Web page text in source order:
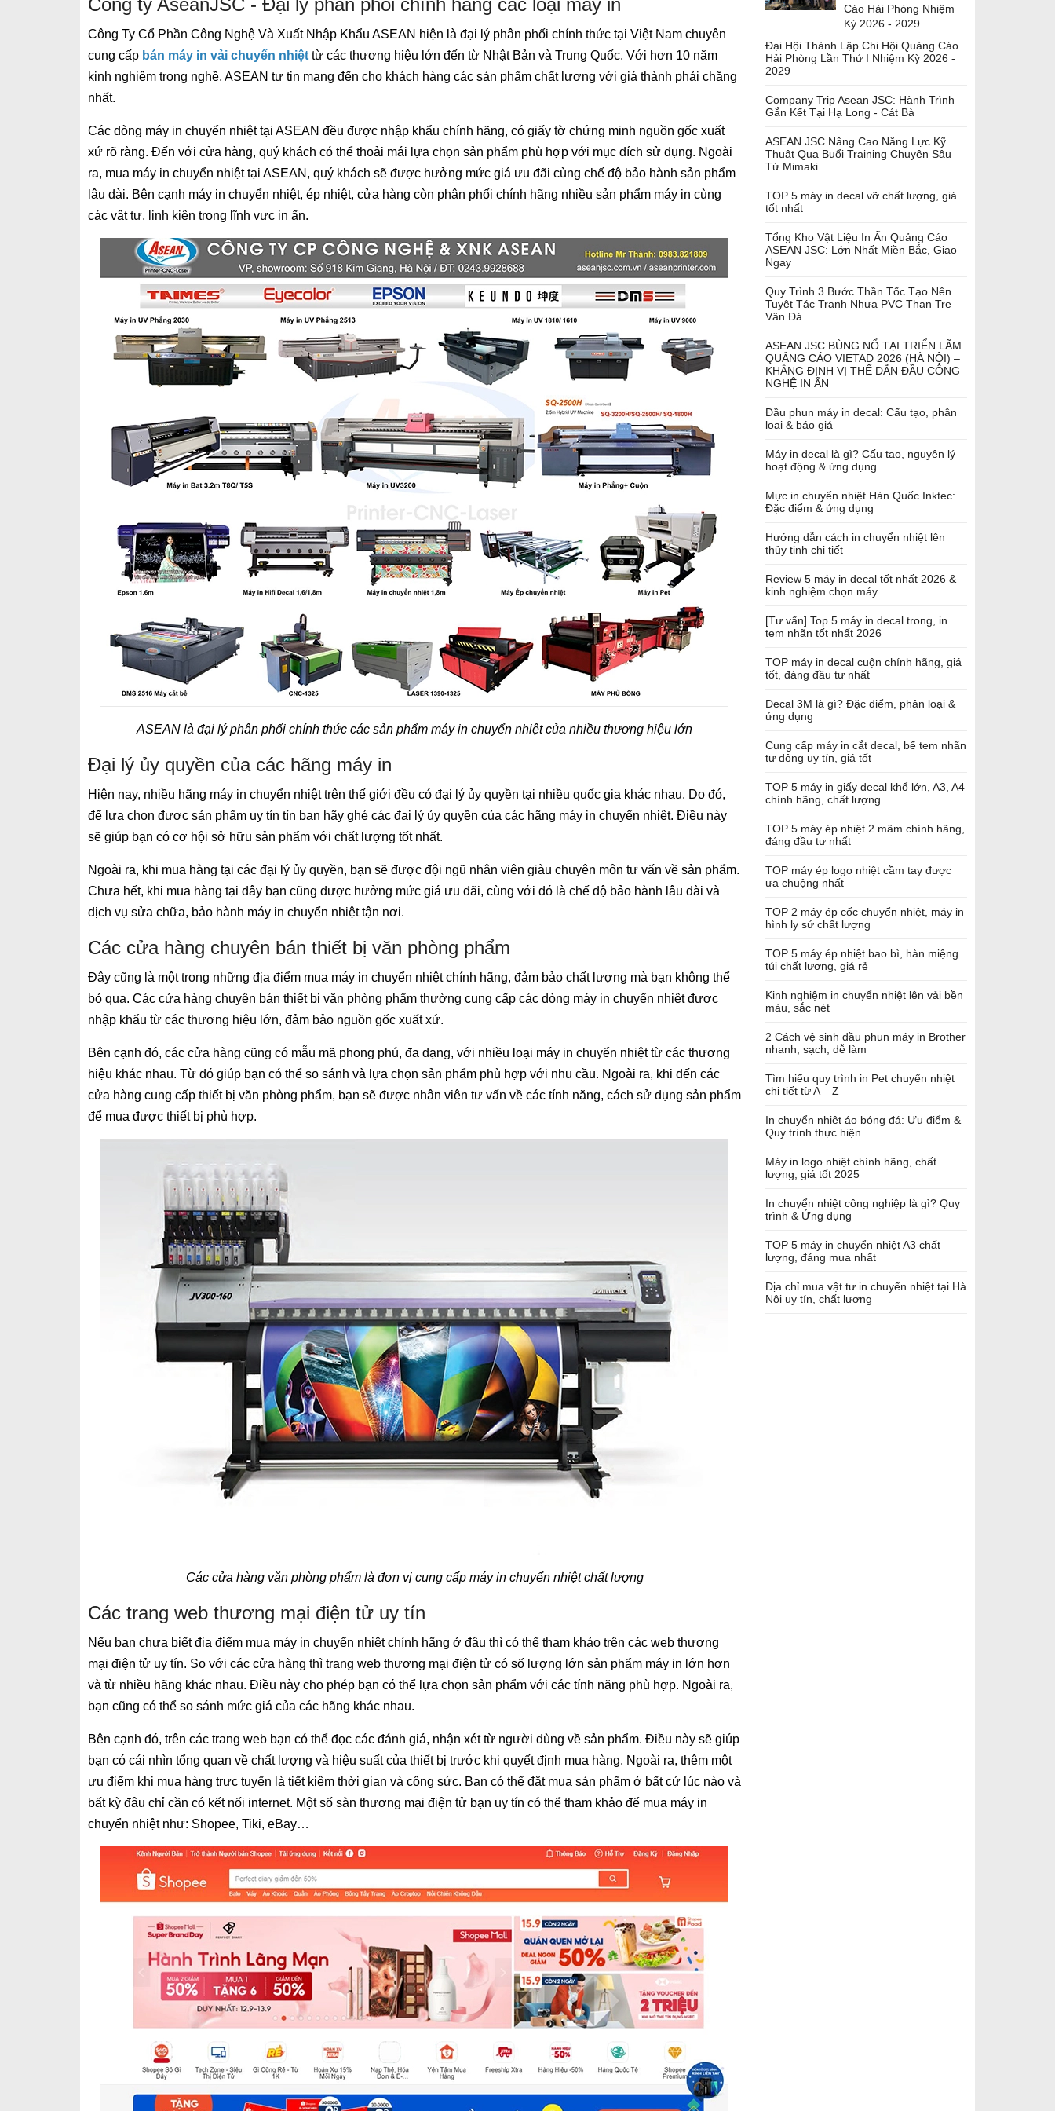
Công ty AseanJSC - Đại lý phân phối chính hãng các loại máy in
Công Ty Cổ Phần Công Nghệ Và Xuất Nhập Khẩu ASEAN hiện là đại lý phân phối chính thức tại Việt Nam chuyên
cung cấp bán máy in vải chuyển nhiệt từ các thương hiệu lớn đến từ Nhật Bản và Trung Quốc. Với hơn 10 năm
kinh nghiệm trong nghề, ASEAN tự tin mang đến cho khách hàng các sản phẩm chất lượng với giá thành phải chăng
nhất.
Các dòng máy in chuyển nhiệt tại ASEAN đều được nhập khẩu chính hãng, có giấy tờ chứng minh nguồn gốc xuất
xứ rõ ràng. Đến với cửa hàng, quý khách có thể thoải mái lựa chọn sản phẩm phù hợp với mục đích sử dụng. Ngoài
ra, mua máy in chuyển nhiệt tại ASEAN, quý khách sẽ được hưởng mức giá ưu đãi cùng chế độ bảo hành sản phẩm
lâu dài. Bên cạnh máy in chuyển nhiệt, ép nhiệt, cửa hàng còn phân phối chính hãng nhiều sản phẩm máy in cùng
các vật tư, linh kiện trong lĩnh vực in ấn.
ASEAN là đại lý phân phối chính thức các sản phẩm máy in chuyển nhiệt của nhiều thương hiệu lớn
Đại lý ủy quyền của các hãng máy in
Hiện nay, nhiều hãng máy in chuyển nhiệt trên thế giới đều có đại lý ủy quyền tại nhiều quốc gia khác nhau. Do đó,
để lựa chọn được sản phẩm uy tín tín bạn hãy ghé các đại lý ủy quyền của các hãng máy in chuyển nhiệt. Điều này
sẽ giúp bạn có cơ hội sở hữu sản phẩm với chất lượng tốt nhất.
Ngoài ra, khi mua hàng tại các đại lý ủy quyền, bạn sẽ được đội ngũ nhân viên giàu chuyên môn tư vấn về sản phẩm.
Chưa hết, khi mua hàng tại đây bạn cũng được hưởng mức giá ưu đãi, cùng với đó là chế độ bảo hành lâu dài và
dịch vụ sửa chữa, bảo hành máy in chuyển nhiệt tận nơi.
Các cửa hàng chuyên bán thiết bị văn phòng phẩm
Đây cũng là một trong những địa điểm mua máy in chuyển nhiệt chính hãng, đảm bảo chất lượng mà bạn không thể
bỏ qua. Các cửa hàng chuyên bán thiết bị văn phòng phẩm thường cung cấp các dòng máy in chuyển nhiệt được
nhập khẩu từ các thương hiệu lớn, đảm bảo nguồn gốc xuất xứ.
Bên cạnh đó, các cửa hàng cũng có mẫu mã phong phú, đa dạng, với nhiều loại máy in chuyển nhiệt từ các thương
hiệu khác nhau. Từ đó giúp bạn có thể so sánh và lựa chọn sản phẩm phù hợp với nhu cầu. Ngoài ra, khi đến các
cửa hàng cung cấp thiết bị văn phòng phẩm, bạn sẽ được nhân viên tư vấn về các tính năng, cách sử dụng sản phẩm
để mua được thiết bị phù hợp.
Các cửa hàng văn phòng phẩm là đơn vị cung cấp máy in chuyển nhiệt chất lượng
Các trang web thương mại điện tử uy tín
Nếu bạn chưa biết địa điểm mua máy in chuyển nhiệt chính hãng ở đâu thì có thể tham khảo trên các web thương
mại điện tử uy tín. So với các cửa hàng thì trang web thương mại điện tử có số lượng lớn sản phẩm máy in lớn hơn
và từ nhiều hãng khác nhau. Điều này cho phép bạn có thể lựa chọn sản phẩm với các tính năng phù hợp. Ngoài ra,
bạn cũng có thể so sánh mức giá của các hãng khác nhau.
Bên cạnh đó, trên các trang web bạn có thể đọc các đánh giá, nhận xét từ người dùng về sản phẩm. Điều này sẽ giúp
bạn có cái nhìn tổng quan về chất lượng và hiệu suất của thiết bị trước khi quyết định mua hàng. Ngoài ra, thêm một
ưu điểm khi mua hàng trực tuyến là tiết kiệm thời gian và công sức. Bạn có thể đặt mua sản phẩm ở bất cứ lúc nào và
bất kỳ đâu chỉ cần có kết nối internet. Một số sàn thương mại điện tử bạn uy tín có thể tham khảo để mua máy in
chuyển nhiệt như: Shopee, Tiki, eBay…
Cáo Hải Phòng Nhiệm
Kỳ 2026 - 2029
Đại Hội Thành Lập Chi Hội Quảng Cáo
Hải Phòng Lần Thứ I Nhiệm Kỳ 2026 -
2029
Company Trip Asean JSC: Hành Trình
Gắn Kết Tại Hạ Long - Cát Bà
ASEAN JSC Nâng Cao Năng Lực Kỹ
Thuật Qua Buổi Training Chuyên Sâu
Từ Mimaki
TOP 5 máy in decal vỡ chất lượng, giá
tốt nhất
Tổng Kho Vật Liệu In Ấn Quảng Cáo
ASEAN JSC: Lớn Nhất Miền Bắc, Giao
Ngay
Quy Trình 3 Bước Thần Tốc Tạo Nên
Tuyệt Tác Tranh Nhựa PVC Than Tre
Vân Đá
ASEAN JSC BÙNG NỔ TẠI TRIỂN LÃM
QUẢNG CÁO VIETAD 2026 (HÀ NỘI) –
KHẲNG ĐỊNH VỊ THẾ DẪN ĐẦU CÔNG
NGHỆ IN ẤN
Đầu phun máy in decal: Cấu tạo, phân
loại & báo giá
Máy in decal là gì? Cấu tạo, nguyên lý
hoạt động & ứng dụng
Mực in chuyển nhiệt Hàn Quốc Inktec:
Đặc điểm & ứng dụng
Hướng dẫn cách in chuyển nhiệt lên
thủy tinh chi tiết
Review 5 máy in decal tốt nhất 2026 &
kinh nghiệm chọn máy
[Tư vấn] Top 5 máy in decal trong, in
tem nhãn tốt nhất 2026
TOP máy in decal cuộn chính hãng, giá
tốt, đáng đầu tư nhất
Decal 3M là gì? Đặc điểm, phân loại &
ứng dụng
Cung cấp máy in cắt decal, bế tem nhãn
tự động uy tín, giá tốt
TOP 5 máy in giấy decal khổ lớn, A3, A4
chính hãng, chất lượng
TOP 5 máy ép nhiệt 2 mâm chính hãng,
đáng đầu tư nhất
TOP máy ép logo nhiệt cầm tay được
ưa chuộng nhất
TOP 2 máy ép cốc chuyển nhiệt, máy in
hình ly sứ chất lượng
TOP 5 máy ép nhiệt bao bì, hàn miệng
túi chất lượng, giá rẻ
Kinh nghiệm in chuyển nhiệt lên vải bền
màu, sắc nét
2 Cách vệ sinh đầu phun máy in Brother
nhanh, sạch, dễ làm
Tìm hiểu quy trình in Pet chuyển nhiệt
chi tiết từ A – Z
In chuyển nhiệt áo bóng đá: Ưu điểm &
Quy trình thực hiện
Máy in logo nhiệt chính hãng, chất
lượng, giá tốt 2025
In chuyển nhiệt công nghiệp là gì? Quy
trình & Ứng dụng
TOP 5 máy in chuyển nhiệt A3 chất
lượng, đáng mua nhất
Địa chỉ mua vật tư in chuyển nhiệt tại Hà
Nội uy tín, chất lượng